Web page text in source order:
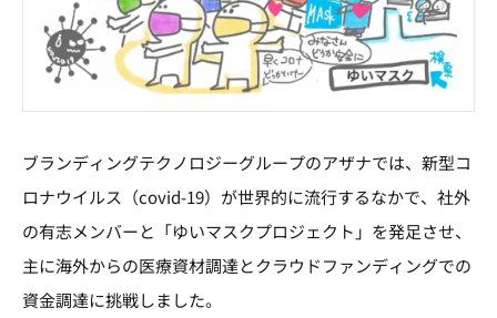
ブランディングテクノロジーグループのアザナでは、新型コ
ロナウイルス（covid-19）が世界的に流行するなかで、社外
の有志メンバーと「ゆいマスクプロジェクト」を発足させ、
主に海外からの医療資材調達とクラウドファンディングでの
資金調達に挑戦しました。